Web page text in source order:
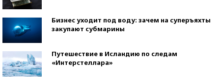
Бизнес уходит под воду: зачем на суперъяхты
закупают субмарины
Путешествие в Исландию по следам
«Интерстеллара»